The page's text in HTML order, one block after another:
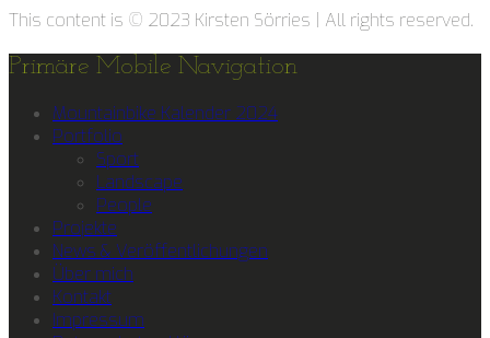
This content is © 2023 Kirsten Sörries | All rights reserved.
Primäre Mobile Navigation
Mountainbike Kalender 2024
Portfolio
Sport
Landscape
People
Projekte
News & Veröffentlichungen
Über mich
Kontakt
Impressum